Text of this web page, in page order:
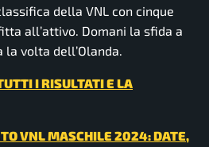
della VNL con cinque
all’attivo. Domani la sfida a
la volta dell’Olanda.
I RISULTATI E LA
VNL MASCHILE 2024: DATE,